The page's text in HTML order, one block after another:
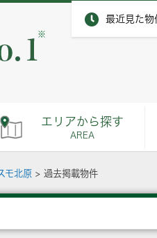
最近見た物
※
エリアから探す
AREA
モ北原 > 過去掲載物件